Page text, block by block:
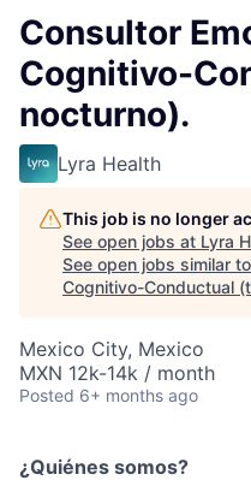
Consultor
Cognitivo-
nocturno).
Lyra Health
This job is no longer
See open jobs at Lyra
See open jobs similar
Cognitivo-Conductual
Mexico City, Mexico
MXN 12k-14k / month
Posted 6+ months ago
¿Quiénes somos?